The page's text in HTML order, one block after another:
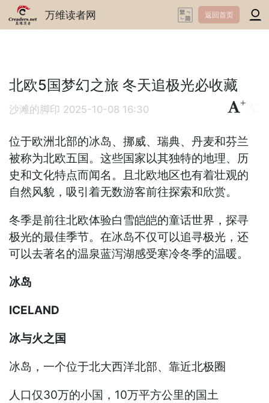
万维读者网 返回首页
北欧5国梦幻之旅 冬天追极光必收藏
沙滩的脚印 2025-10-08 16:30
+
位于欧洲北部的冰岛、挪威、瑞典、丹麦和芬兰
被称为北欧五国。这些国家以其独特的地理、历
史和文化特点而闻名。且北欧地区也有着壮观的
自然风貌，吸引着无数游客前往探索和欣赏。
冬季是前往北欧体验白雪皑皑的童话世界，探寻
极光的最佳季节。在冰岛不仅可以追寻极光，还
可以去著名的温泉蓝泻湖感受寒冷冬季的温暖。
冰岛
ICELAND
冰与火之国
冰岛，一个位于北大西洋北部、靠近北极圈
人口仅30万的小国，10万平方公里的国土